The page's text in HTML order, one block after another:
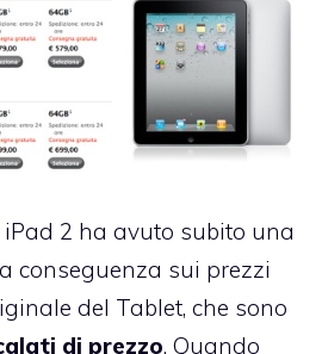
iPad 2 ha avuto subito una
conseguenza sui prezzi
del Tablet, che sono
di prezzo. Quando